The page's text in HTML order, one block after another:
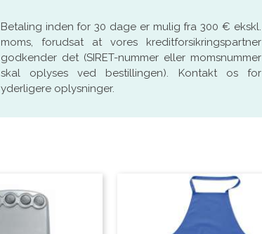
Betaling inden for 30 dage er mulig fra 300 € ekskl.
moms, forudsat at vores kreditforsikringspartner
godkender det (SIRET-nummer eller momsnummer
skal oplyses ved bestillingen). Kontakt os for
yderligere oplysninger.